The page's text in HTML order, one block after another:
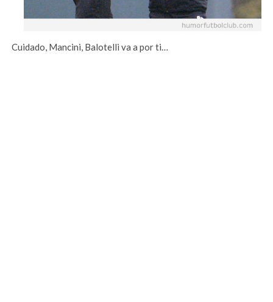
Cuidado, Mancini, Balotelli va a por ti…